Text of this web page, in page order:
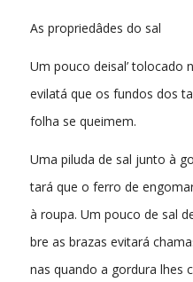
As propriedâdes do sal
Um pouco deisal’ tolocado
evilatá que os fundos dos
folha se queimem.
Uma piluda de sal junto à
tará que o ferro de
à roupa. Um pouco de sal
bre as brazas evitará
nas quando a gordura lhes